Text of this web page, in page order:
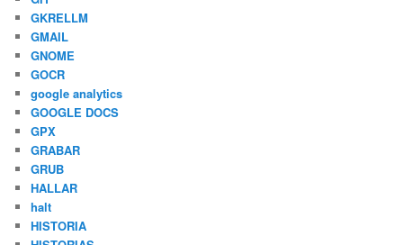
GKRELLM
GMAIL
GNOME
GOCR
google analytics
GOOGLE DOCS
GPX
GRABAR
GRUB
HALLAR
halt
HISTORIA